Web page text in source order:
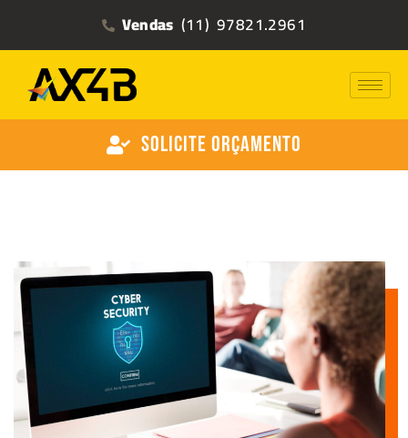
Vendas (11) 97821.2961
Solicite Orçamento